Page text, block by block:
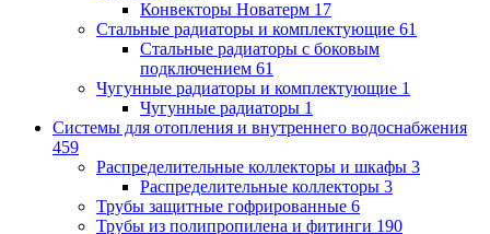
Конвекторы Новатерм 17
Стальные радиаторы и комплектующие 61
Стальные радиаторы с боковым
подключением 61
Чугунные радиаторы и комплектующие 1
Чугунные радиаторы 1
Системы для отопления и внутреннего водоснабжения
459
Распределительные коллекторы и шкафы 3
Распределительные коллекторы 3
Трубы защитные гофрированные 6
Трубы из полипропилена и фитинги 190